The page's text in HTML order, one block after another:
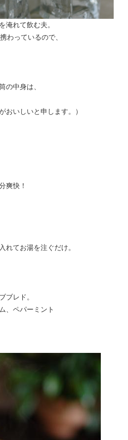
れて飲む夫。
わっているので、
の中身は、
おいしいと申します。）
爽快！
てお湯を注ぐだけ。
ブレド。
、ペパーミント